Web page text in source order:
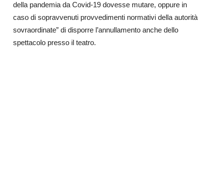
della pandemia da Covid-19 dovesse mutare, oppure in
caso di sopravvenuti provvedimenti normativi della autorità
sovraordinate” di disporre l’annullamento anche dello
spettacolo presso il teatro.